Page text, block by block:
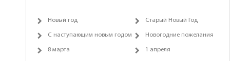
Новый год Старый Новый Год
С наступающим новым годом Новогодние пожелания
8 марта 1 апреля